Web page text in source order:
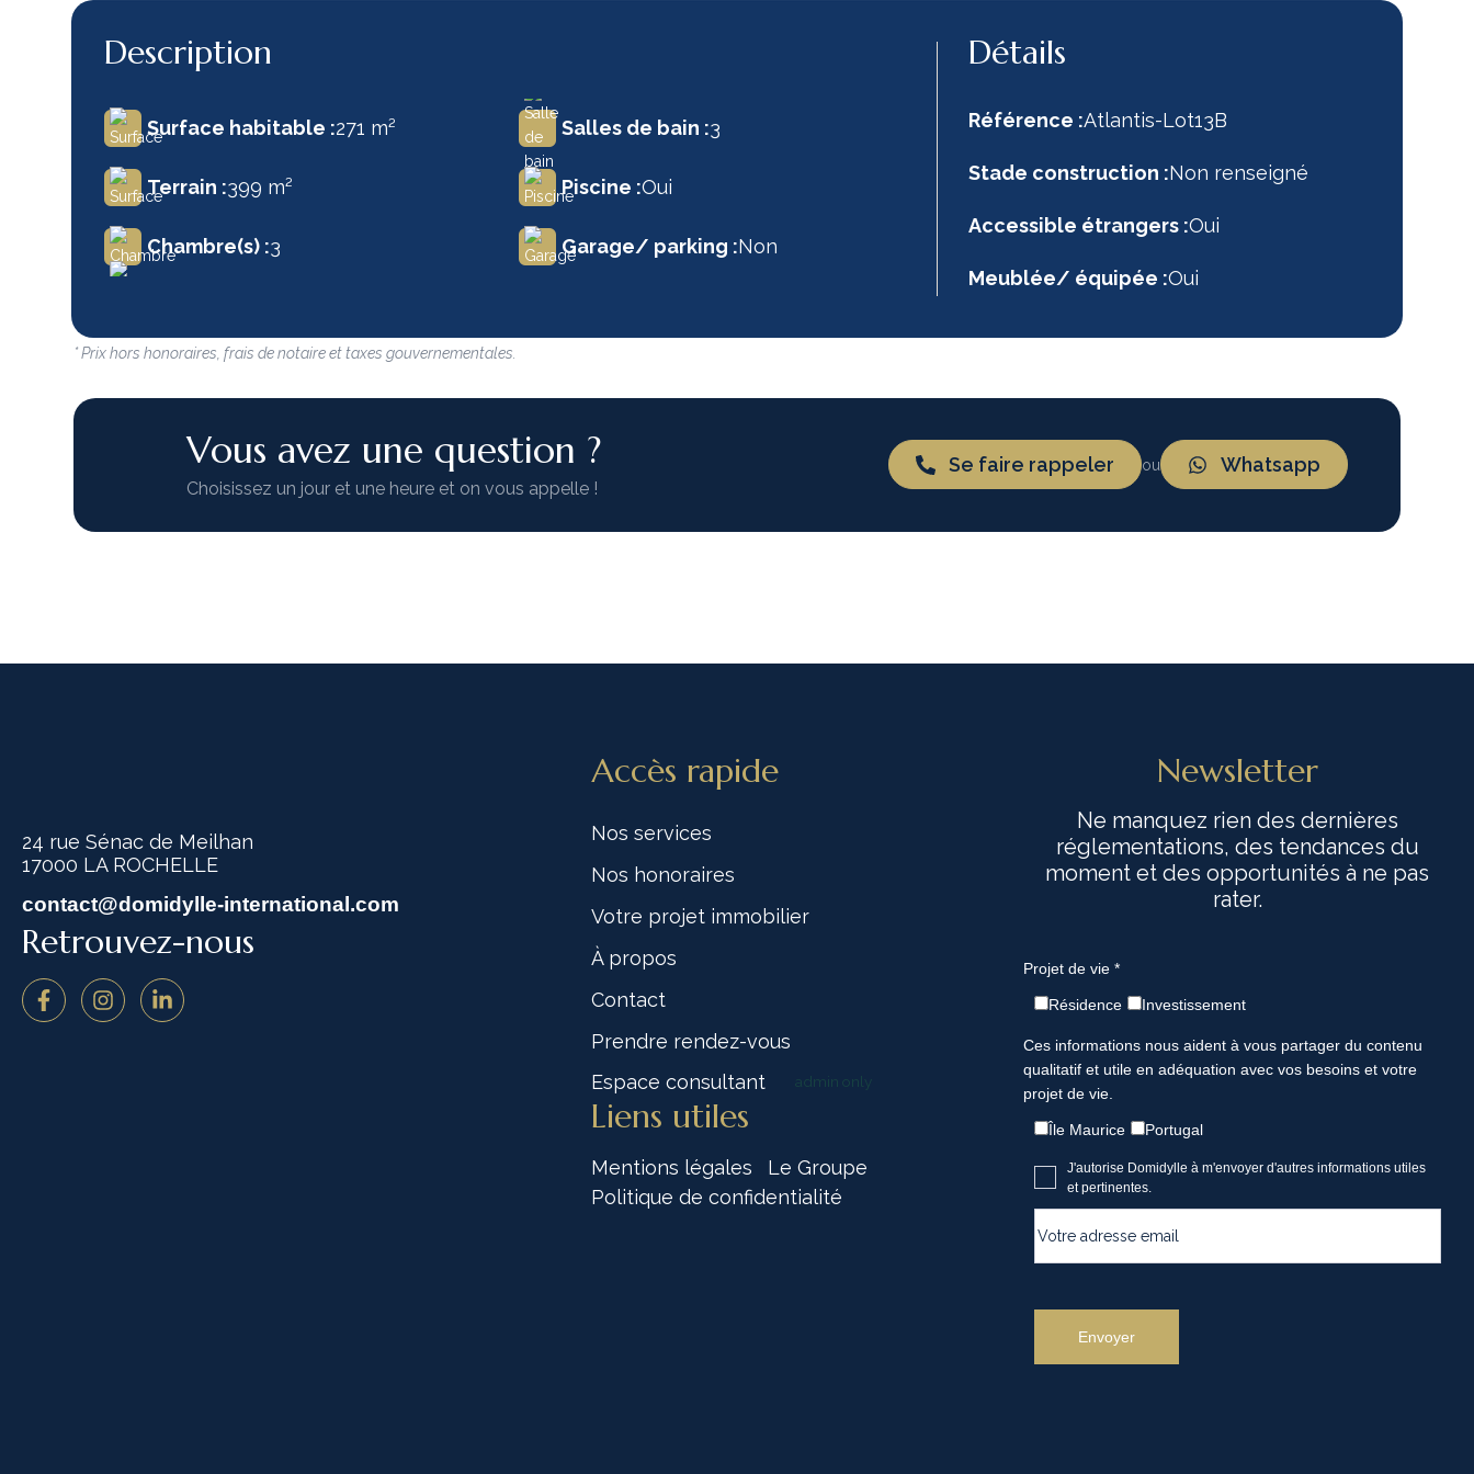
Description
Surface habitable :271 m²
Terrain :399 m²
Chambre(s) :3
Salles de bain :3
Piscine :Oui
Garage/ parking :Non
Détails
Référence :Atlantis-Lot13B
Stade construction :Non renseigné
Accessible étrangers :Oui
Meublée/ équipée :Oui
* Prix hors honoraires, frais de notaire et taxes gouvernementales.
Vous avez une question ?
Choisissez un jour et une heure et on vous appelle !
Se faire rappeler ou Whatsapp
24 rue Sénac de Meilhan
17000 LA ROCHELLE
contact@domidylle-international.com
Retrouvez-nous
Accès rapide
Nos services
Nos honoraires
Votre projet immobilier
À propos
Contact
Prendre rendez-vous
Espace consultant
admin only
Liens utiles
Mentions légales
Le Groupe
Politique de confidentialité
Newsletter
Ne manquez rien des dernières
réglementations, des tendances du
moment et des opportunités à ne pas
rater.
Projet de vie *
Résidence Investissement
Ces informations nous aident à vous partager du contenu
qualitatif et utile en adéquation avec vos besoins et votre
projet de vie.
Île Maurice Portugal
J'autorise Domidylle à m'envoyer d'autres informations utiles
et pertinentes.